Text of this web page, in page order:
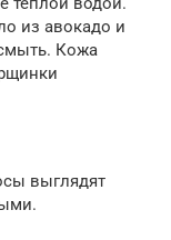
из авокадо и
Кожа
выглядят